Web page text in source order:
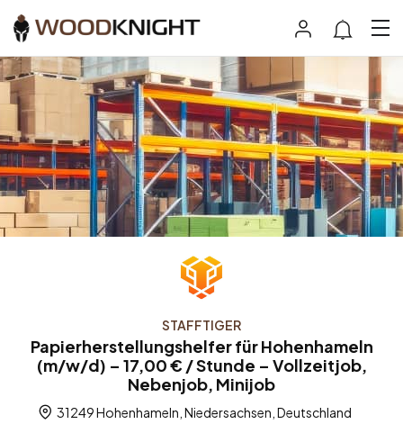
STAFFTIGER
Papierherstellungshelfer für Hohenhameln
(m/w/d) – 17,00 € / Stunde – Vollzeitjob,
Nebenjob, Minijob
31249 Hohenhameln, Niedersachsen, Deutschland